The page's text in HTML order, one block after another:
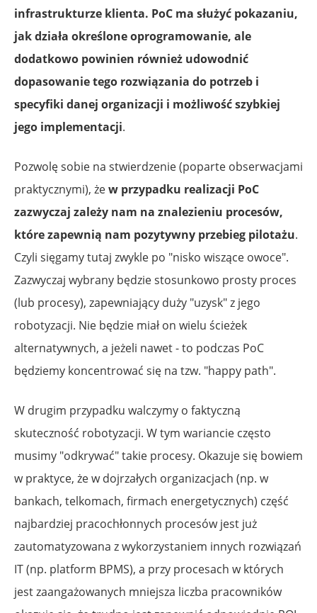
infrastrukturze klienta. PoC ma służyć pokazaniu,
jak działa określone oprogramowanie, ale
dodatkowo powinien również udowodnić
dopasowanie tego rozwiązania do potrzeb i
specyfiki danej organizacji i możliwość szybkiej
jego implementacji.
Pozwolę sobie na stwierdzenie (poparte obserwacjami
praktycznymi), żew przypadku realizacji PoC
zazwyczaj zależy nam na znalezieniu procesów,
które zapewnią nam pozytywny przebieg pilotażu.
Czyli sięgamy tutaj zwykle po "nisko wiszące owoce".
Zazwyczaj wybrany będzie stosunkowo prosty proces
(lub procesy), zapewniający duży "uzysk" z jego
robotyzacji. Nie będzie miał on wielu ścieżek
alternatywnych, a jeżeli nawet - to podczas PoC
będziemy koncentrować się na tzw. "happy path".
W drugim przypadku walczymy o faktyczną
skuteczność robotyzacji. W tym wariancie często
musimy "odkrywać" takie procesy. Okazuje się bowiem
w praktyce, że w dojrzałych organizacjach (np. w
bankach, telkomach, firmach energetycznych) część
najbardziej pracochłonnych procesów jest już
zautomatyzowana z wykorzystaniem innych rozwiązań
IT (np. platform BPMS), a przy procesach w których
jest zaangażowanych mniejsza liczba pracowników